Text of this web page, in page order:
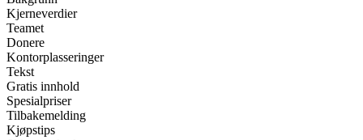
Kjerneverdier
Teamet
Donere
Kontorplasseringer
Tekst
Gratis innhold
Spesialpriser
Tilbakemelding
Kjøpstips